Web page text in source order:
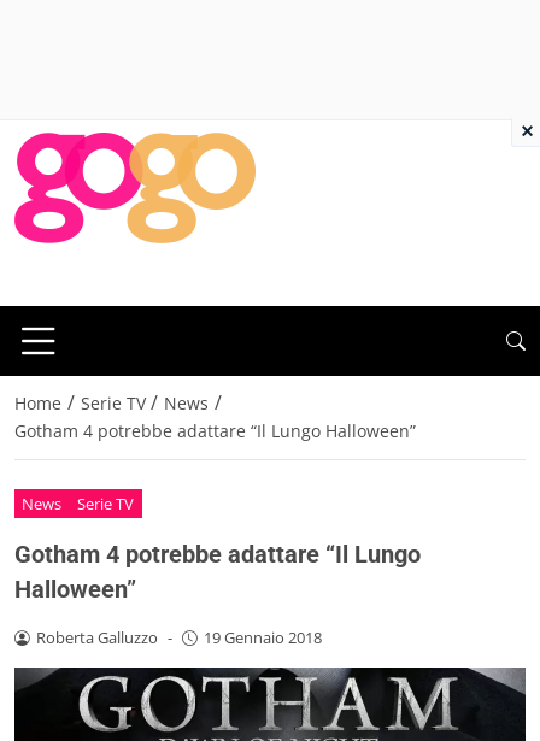
Home / Serie TV / News /
Gotham 4 potrebbe adattare “Il Lungo Halloween”
News Serie TV
Gotham 4 potrebbe adattare “Il Lungo
Halloween”
Roberta Galluzzo - 19 Gennaio 2018
×